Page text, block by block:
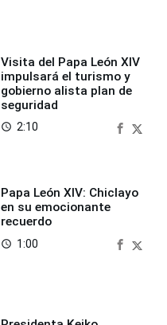
Visita del Papa León XIV
impulsará el turismo y
gobierno alista plan de
seguridad
access_time 2:10
Papa León XIV: Chiclayo
en su emocionante
recuerdo
access_time 1:00